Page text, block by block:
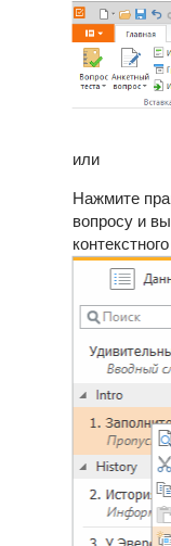
или
Нажмите
вопросу и